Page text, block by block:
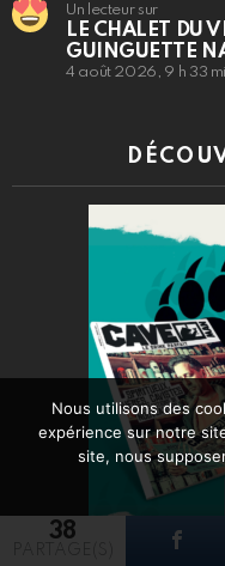
38
Un lecteur sur
LE CHALET DU
GUINGUETTE
4 août 2026, 9 h 33
Nous utilisons des
expérience sur notre
site, nous